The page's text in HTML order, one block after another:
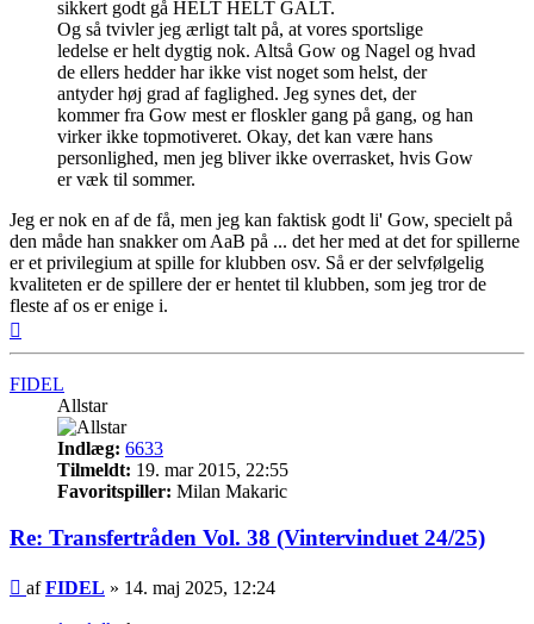
sikkert godt gå HELT HELT GALT.
Og så tvivler jeg ærligt talt på, at vores sportslige
ledelse er helt dygtig nok. Altså Gow og Nagel og hvad
de ellers hedder har ikke vist noget som helst, der
antyder høj grad af faglighed. Jeg synes det, der
kommer fra Gow mest er floskler gang på gang, og han
virker ikke topmotiveret. Okay, det kan være hans
personlighed, men jeg bliver ikke overrasket, hvis Gow
er væk til sommer.
Jeg er nok en af de få, men jeg kan faktisk godt li' Gow, specielt på
den måde han snakker om AaB på ... det her med at det for spillerne
er et privilegium at spille for klubben osv. Så er der selvfølgelig
kvaliteten er de spillere der er hentet til klubben, som jeg tror de
fleste af os er enige i.
FIDEL
Allstar
Indlæg: 6633
Tilmeldt: 19. mar 2015, 22:55
Favoritspiller: Milan Makaric
Re: Transfertråden Vol. 38 (Vintervinduet 24/25)
Indlæg
afFIDEL » 14. maj 2025, 12:24